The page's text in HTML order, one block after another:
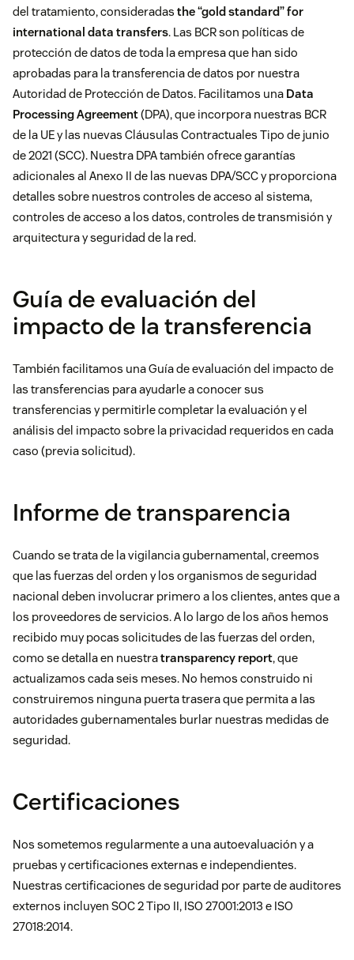
del tratamiento, consideradas the “gold standard” for
international data transfers. Las BCR son políticas de
protección de datos de toda la empresa que han sido
aprobadas para la transferencia de datos por nuestra
Autoridad de Protección de Datos. Facilitamos una Data
Processing Agreement(DPA), que incorpora nuestras BCR
de la UE y las nuevas Cláusulas Contractuales Tipo de junio
de 2021 (SCC). Nuestra DPA también ofrece garantías
adicionales al Anexo II de las nuevas DPA/SCC y proporciona
detalles sobre nuestros controles de acceso al sistema,
controles de acceso a los datos, controles de transmisión y
arquitectura y seguridad de la red.
Guía de evaluación del
impacto de la transferencia
También facilitamos una Guía de evaluación del impacto de
las transferencias para ayudarle a conocer sus
transferencias y permitirle completar la evaluación y el
análisis del impacto sobre la privacidad requeridos en cada
caso (previa solicitud).
Informe de transparencia
Cuando se trata de la vigilancia gubernamental, creemos
que las fuerzas del orden y los organismos de seguridad
nacional deben involucrar primero a los clientes, antes que a
los proveedores de servicios. A lo largo de los años hemos
recibido muy pocas solicitudes de las fuerzas del orden,
como se detalla en nuestratransparency report, que
actualizamos cada seis meses. No hemos construido ni
construiremos ninguna puerta trasera que permita a las
autoridades gubernamentales burlar nuestras medidas de
seguridad.
Certificaciones
Nos sometemos regularmente a una autoevaluación y a
pruebas y certificaciones externas e independientes.
Nuestras certificaciones de seguridad por parte de auditores
externos incluyen SOC 2 Tipo II, ISO 27001:2013 e ISO
27018:2014.